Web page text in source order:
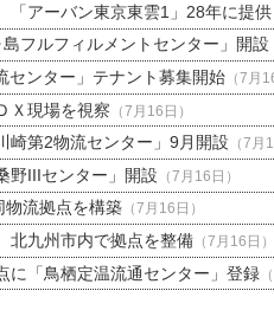
アーバン東京東雲1」28年に提供
フルフィルメントセンター」開設
ンター」テナント募集開始（7月
Ｘ現場を視察 （7月16日）
第2物流センター」9月開設 （7月
野IIIセンター」開設 （7月16日）
流拠点を構築（7月16日）
九州市内で拠点を整備（7月16日）
「鳥栖定温流通センター」登録